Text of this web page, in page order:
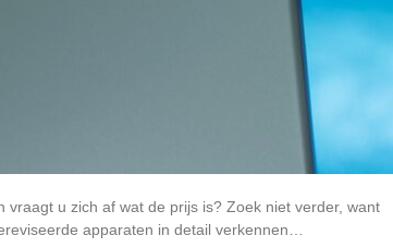
u zich af wat de prijs is? Zoek niet verder, want
apparaten in detail verkennen…